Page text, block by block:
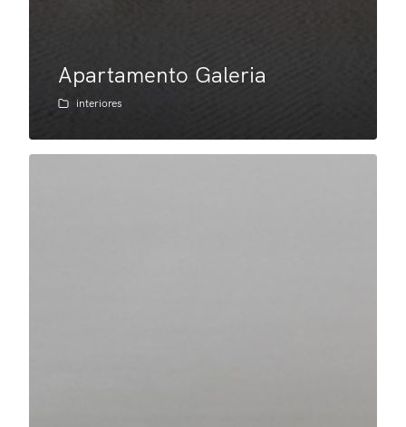
Apartamento Galeria
interiores